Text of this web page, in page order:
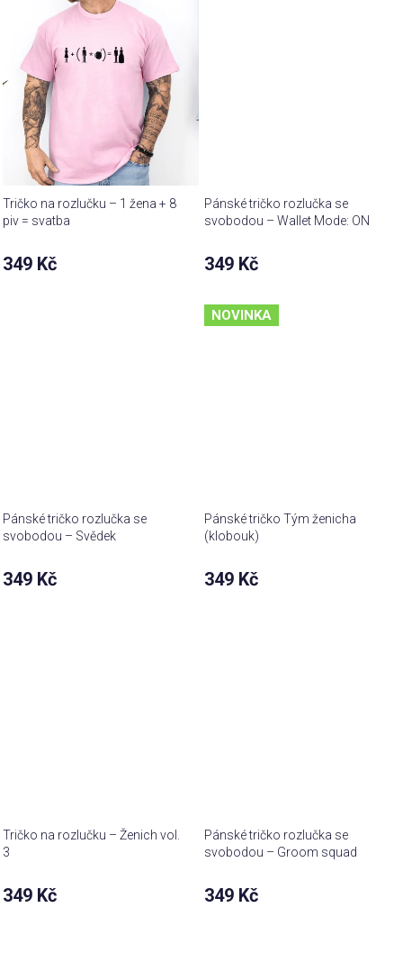
Tričko na rozlučku – 1 žena + 8
piv = svatba
349 Kč
Pánské tričko rozlučka se
svobodou – Wallet Mode: ON
349 Kč
Pánské tričko rozlučka se
svobodou – Svědek
349 Kč
NOVINKA
Pánské tričko Tým ženicha
(klobouk)
349 Kč
Tričko na rozlučku – Ženich vol.
3
349 Kč
Pánské tričko rozlučka se
svobodou – Groom squad
349 Kč